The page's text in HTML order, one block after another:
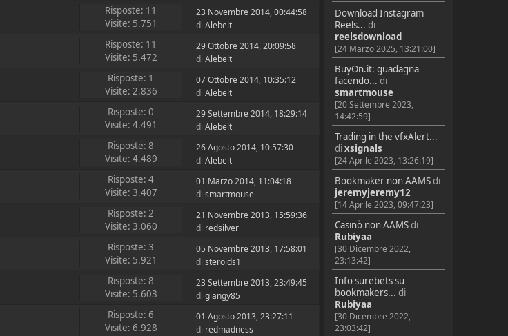
Download Instagram
Reels... di
reelsdownload
[24 Marzo 2025, 13:21:00]
BuyOn.it: guadagna
facendo... di
smartmouse
[20 Settembre 2023,
14:42:59]
Trading in the vfxAlert...
dixsignals
[24 Aprile 2023, 13:26:19]
Bookmaker non AAMSdi
jeremyjeremy12
[14 Aprile 2023, 09:47:23]
Casinò non AAMSdi
Rubiyaa
[30 Dicembre 2022,
23:13:42]
Info surebets su
bookmakers... di
Rubiyaa
[30 Dicembre 2022,
23:03:42]
Risposte: 11
Visite: 5.751
23 Novembre 2014, 00:44:58
di Alebelt
Risposte: 11
Visite: 5.472
29 Ottobre 2014, 20:09:58
di Alebelt
Risposte: 1
Visite: 2.836
07 Ottobre 2014, 10:35:12
di Alebelt
Risposte: 0
Visite: 4.491
29 Settembre 2014, 18:29:14
di Alebelt
Risposte: 8
Visite: 4.489
26 Agosto 2014, 10:57:30
di Alebelt
Risposte: 4
Visite: 3.407
01 Marzo 2014, 11:04:18
di smartmouse
Risposte: 2
Visite: 3.060
21 Novembre 2013, 15:59:36
di redsilver
Risposte: 3
Visite: 5.921
05 Novembre 2013, 17:58:01
di steroids1
Risposte: 8
Visite: 5.603
23 Settembre 2013, 23:49:45
di giangy85
Risposte: 6
Visite: 6.928
01 Agosto 2013, 23:27:11
di redmadness